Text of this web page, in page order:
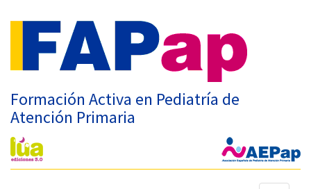
Formación Activa en Pediatría de
Atención Primaria